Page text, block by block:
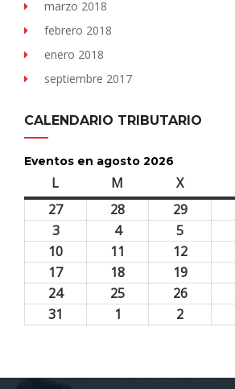
marzo 2018
febrero 2018
enero 2018
septiembre 2017
CALENDARIO TRIBUTARIO
Eventos en agosto 2026
L M Xmiércoles
2727
28 2929
2026
33
agosto,
2026
44
agosto,
2026
5
agosto,
2026
10
agosto,
2026
11 1212
agosto,
2026
1717
agosto,
18 1919
agosto,
2424
25 2626
31 1 2